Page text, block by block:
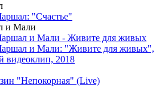
"Счастье"
и Мали
и Мали - Живите для живых
и Мали: "Живите для живых",
видеоклип, 2018
"Непокорная" (Live)